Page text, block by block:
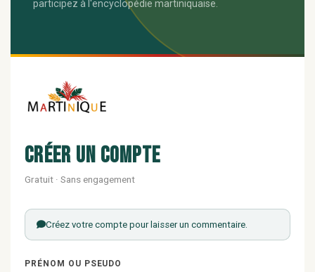
participez à l'encyclopédie martiniquaise.
Créer un compte
Gratuit · Sans engagement
Créez votre compte pour laisser un commentaire.
PRÉNOM OU PSEUDO